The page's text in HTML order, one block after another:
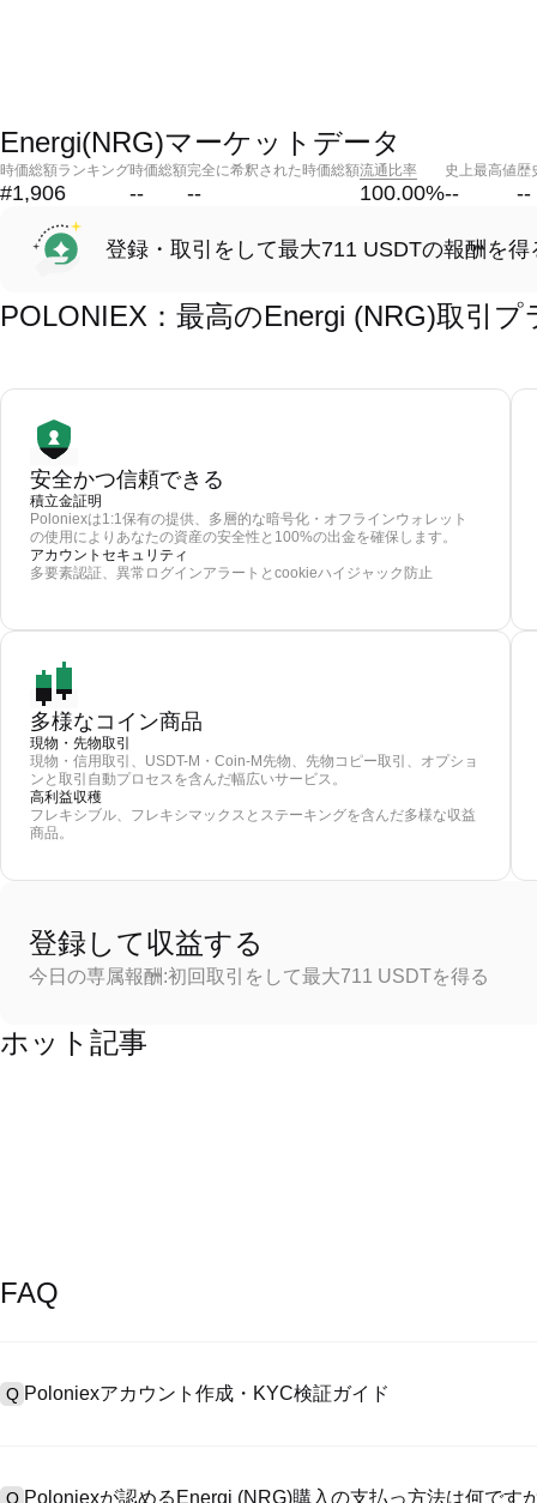
Energi(NRG)マーケットデータ
時価総額ランキング
#1,906
時価総額
--
完全に希釈された時価総額
--
流通比率
100.00%
史上最高値
--
歴
--
登録・取引をして最大711 USDTの報酬を得
POLONIEX：最高のEnergi (NRG)取引
安全かつ信頼できる
積立金証明
Poloniexは1:1保有の提供、多層的な暗号化・オフラインウォレット
の使用によりあなたの資産の安全性と100%の出金を確保します。
アカウントセキュリティ
多要素認証、異常ログインアラートとcookieハイジャック防止
多様なコイン商品
現物・先物取引
現物・信用取引、USDT-M・Coin-M先物、先物コピー取引、オプショ
ンと取引自動プロセスを含んだ幅広いサービス。
高利益収穫
フレキシブル、フレキシマックスとステーキングを含んだ多様な収益
商品。
登録して収益する
今日の専属報酬:初回取引をして最大711 USDTを得る
ホット記事
FAQ
Q Poloniexアカウント作成・KYC検証ガイド
Q Poloniexが認めるEnergi (NRG)購入の支払っ方法は何です